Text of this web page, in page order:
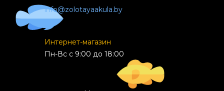
info@zolotayaakula.by
Интернет-магазин
Пн-Вс с 9:00 до 18:00